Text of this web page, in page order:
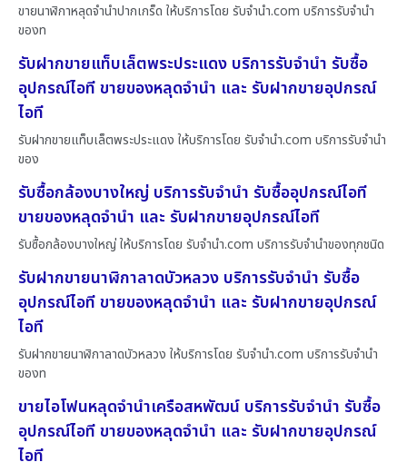
ขายนาฬิกาหลุดจำนำปากเกร็ด ให้บริการโดย รับจํานํา.com บริการรับจำนำ
ของท
รับฝากขายแท็บเล็ตพระประแดง บริการรับจำนำ รับซื้อ
อุปกรณ์ไอที ขายของหลุดจำนำ และ รับฝากขายอุปกรณ์
ไอที
รับฝากขายแท็บเล็ตพระประแดง ให้บริการโดย รับจํานํา.com บริการรับจำนำ
ของ
รับซื้อกล้องบางใหญ่ บริการรับจำนำ รับซื้ออุปกรณ์ไอที
ขายของหลุดจำนำ และ รับฝากขายอุปกรณ์ไอที
รับซื้อกล้องบางใหญ่ ให้บริการโดย รับจํานํา.com บริการรับจำนำของทุกชนิด
รับฝากขายนาฬิกาลาดบัวหลวง บริการรับจำนำ รับซื้อ
อุปกรณ์ไอที ขายของหลุดจำนำ และ รับฝากขายอุปกรณ์
ไอที
รับฝากขายนาฬิกาลาดบัวหลวง ให้บริการโดย รับจํานํา.com บริการรับจำนำ
ของท
ขายไอโฟนหลุดจำนำเครือสหพัฒน์ บริการรับจำนำ รับซื้อ
อุปกรณ์ไอที ขายของหลุดจำนำ และ รับฝากขายอุปกรณ์
ไอที